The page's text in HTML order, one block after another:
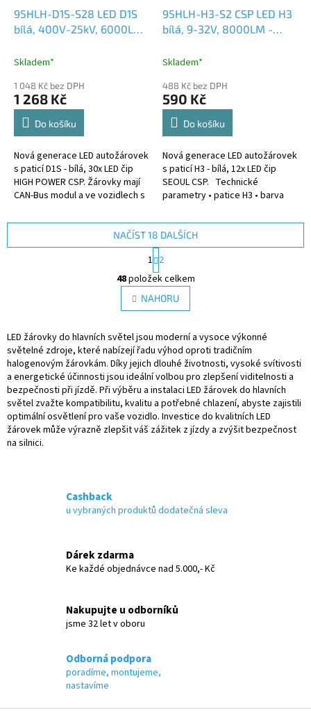
95HLH-D1S-S28 LED D1S
bílá, 400V-25kV, 6000LM,
Skladem*
1 048 Kč bez DPH
1 268 Kč
Do košíku
Nová generace LED autožárovek
s paticí D1S - bílá, 30x LED čip
HIGH POWER CSP. Žárovky mají
CAN-Bus modul a ve vozidlech s
chybu.
95HLH-H3-S2 CSP LED H3
bílá, 9-32V, 8000LM -
Skladem*
488 Kč bez DPH
590 Kč
Do košíku
Nová generace LED autožárovek
s paticí H3 - bílá, 12x LED čip
SEOUL CSP. Technické
parametry • patice H3 • barva
každé autožárovce) •...
O
v
l
á
a
c
í
p
r
v
k
y
u
NAČÍST 18 DALŠÍCH
t
r
á
n
k
v
á
n
1 2
48položek celkem
NAHORU
LED žárovky do hlavních světel jsou moderní a vysoce výkonné
světelné zdroje, které nabízejí řadu výhod oproti tradičním
halogenovým žárovkám. Díky jejich dlouhé životnosti, vysoké svítivosti
a energetické účinnosti jsou ideální volbou pro zlepšení viditelnosti a
bezpečnosti při jízdě. Při výběru a instalaci LED žárovek do hlavních
světel zvažte kompatibilitu, kvalitu a potřebné chlazení, abyste zajistili
optimální osvětlení pro vaše vozidlo. Investice do kvalitních LED
žárovek může výrazně zlepšit váš zážitek z jízdy a zvýšit bezpečnost
na silnici.
Cashback
u vybraných produktů dodatečná sleva
Dárek zdarma
Ke každé objednávce nad 5.000,- Kč
Nakupujte u odborníků
jsme 32 let v oboru
Odborná podpora
poradíme, montujeme,
nastavíme